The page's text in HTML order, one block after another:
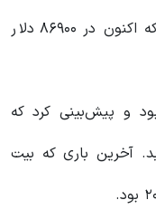
از میانگین متحرک ۱۰۰ هفته‌ای است که اکنون در ۸۶۹۰۰ دلار
بود و پیش‌بینی کرد که
‌می‌یابد. آخرین باری که بیت